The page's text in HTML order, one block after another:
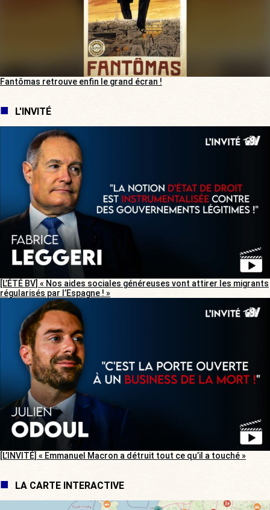
Fantômas retrouve enfin le grand écran !
L'INVITÉ
[L’ÉTÉ BV] « Nos aides sociales généreuses vont attirer les migrants
régularisés par l’Espagne ! »
[L’INVITÉ] « Emmanuel Macron a détruit tout ce qu’il a touché »
LA CARTE INTERACTIVE